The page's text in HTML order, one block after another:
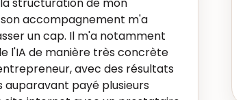
accompagnement m'a
un cap. Il m'a notamment
l'IA de manière très concrète
avec des résultats
auparavant payé plusieurs